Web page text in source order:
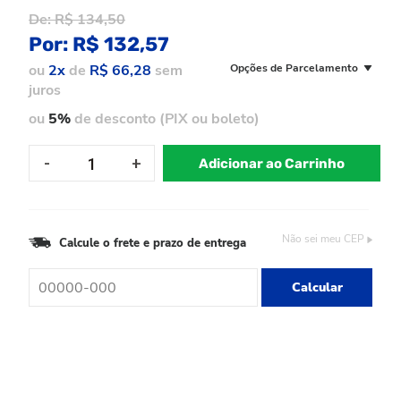
De:R$ 134,50
Por: R$ 132,57
ou 2xde R$ 66,28 sem
juros
Opções de Parcelamento
ou 5%de desconto (PIX ou boleto)
Adicionar ao Carrinho
Calcule o frete e prazo de entrega Não sei meu CEP
Calcular